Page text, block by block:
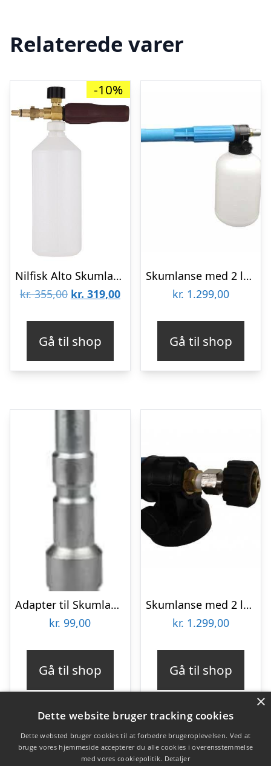
Relaterede varer
-10%
Nilfisk Alto Skumlanse
kr.355,00 Den
kr. 355,00.
kr. 319,00Den
kr. 319,00.
Gå til shop
Skumlanse med 2 ltr. beholder Stiknippel til Reno/Kent/Alto ø 2,1 dyse 14-30 l/min
kr. 1.299,00
Gå til shop
Adapter til Skumlanse Nilfisk Prof.
kr. 99,00
Gå til shop
Skumlanse med 2 ltr. beholder Skruekobling 22×1/5 til Gerni/Kärcher – gammel model ø 2,1 dyse 14-30 l/min
kr. 1.299,00
Gå til shop
Varekategorier
×
Dette website bruger tracking cookies
Dette websted bruger cookies til at forbedre brugeroplevelsen. Ved at
bruge vores hjemmeside accepterer du alle cookies i overensstemmelse
med vores cookiepolitik. Detaljer